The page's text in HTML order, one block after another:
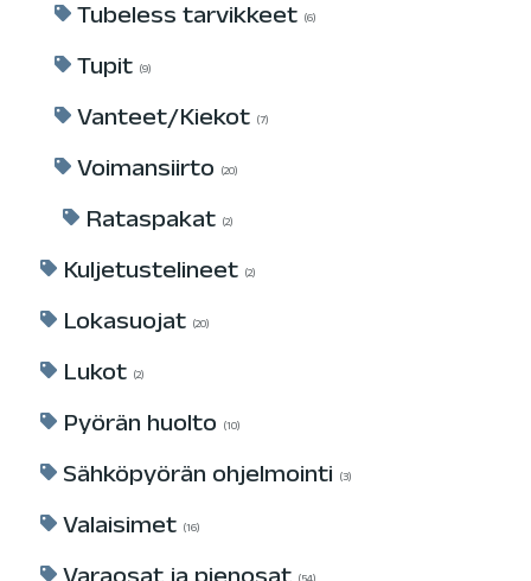
Tubeless tarvikkeet 6
Tupit 9
Vanteet/Kiekot 7
Voimansiirto 20
Rataspakat 2
Kuljetustelineet 2
Lokasuojat 20
Lukot 2
Pyörän huolto 10
Sähköpyörän ohjelmointi 3
Valaisimet 16